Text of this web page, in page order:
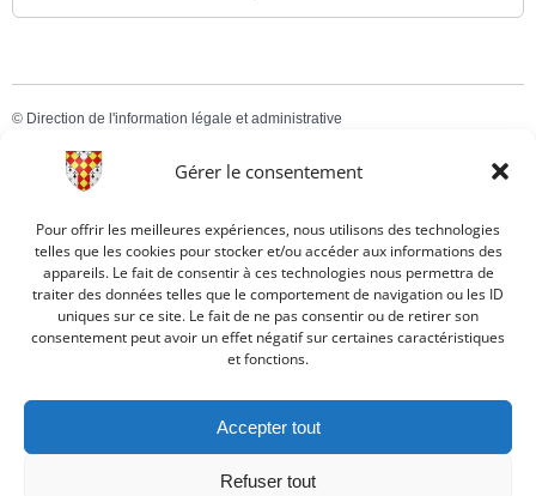
Gérer le consentement
Pour offrir les meilleures expériences, nous utilisons des technologies
telles que les cookies pour stocker et/ou accéder aux informations des
appareils. Le fait de consentir à ces technologies nous permettra de
traiter des données telles que le comportement de navigation ou les ID
uniques sur ce site. Le fait de ne pas consentir ou de retirer son
consentement peut avoir un effet négatif sur certaines caractéristiques
et fonctions.
Accepter tout
Refuser tout
© Direction de l'information légale et administrative
5 Place du 14 Juillet
34480 AUTIGNAC